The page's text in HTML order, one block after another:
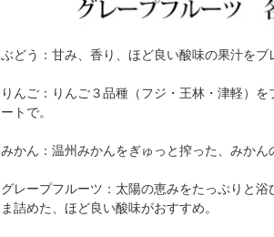
ぶどう：甘み、香り、ほど良い酸味の果汁をブ
りんご：りんご３品種（フジ・王林・津軽）
ートで。
みかん：温州みかんをぎゅっと搾った、みかん
グレープフルーツ：太陽の恵みをたっぷりと
ま詰めた、ほど良い酸味がおすすめ。